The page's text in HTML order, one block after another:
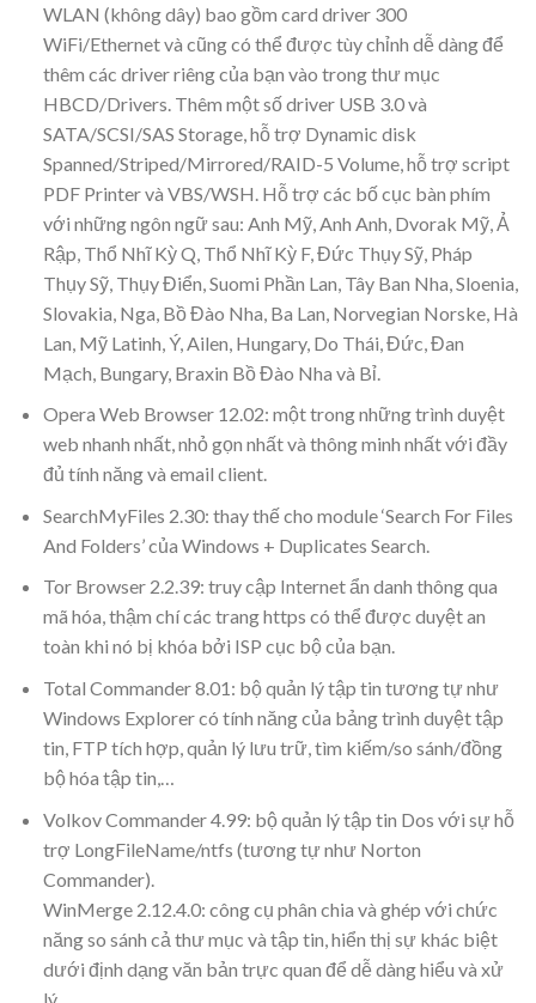
WLAN (không dây) bao gồm card driver 300
WiFi/Ethernet và cũng có thể được tùy chỉnh dễ dàng để
thêm các driver riêng của bạn vào trong thư mục
HBCD/Drivers. Thêm một số driver USB 3.0 và
SATA/SCSI/SAS Storage, hỗ trợ Dynamic disk
Spanned/Striped/Mirrored/RAID-5 Volume, hỗ trợ script
PDF Printer và VBS/WSH. Hỗ trợ các bố cục bàn phím
với những ngôn ngữ sau: Anh Mỹ, Anh Anh, Dvorak Mỹ, Ả
Rập, Thổ Nhĩ Kỳ Q, Thổ Nhĩ Kỳ F, Đức Thụy Sỹ, Pháp
Thụy Sỹ, Thụy Điển, Suomi Phần Lan, Tây Ban Nha, Sloenia,
Slovakia, Nga, Bồ Đào Nha, Ba Lan, Norvegian Norske, Hà
Lan, Mỹ Latinh, Ý, Ailen, Hungary, Do Thái, Đức, Đan
Mạch, Bungary, Braxin Bồ Đào Nha và Bỉ.
Opera Web Browser 12.02: một trong những trình duyệt
web nhanh nhất, nhỏ gọn nhất và thông minh nhất với đầy
đủ tính năng và email client.
SearchMyFiles 2.30: thay thế cho module ‘Search For Files
And Folders’ của Windows + Duplicates Search.
Tor Browser 2.2.39: truy cập Internet ẩn danh thông qua
mã hóa, thậm chí các trang https có thể được duyệt an
toàn khi nó bị khóa bởi ISP cục bộ của bạn.
Total Commander 8.01: bộ quản lý tập tin tương tự như
Windows Explorer có tính năng của bảng trình duyệt tập
tin, FTP tích hợp, quản lý lưu trữ, tìm kiếm/so sánh/đồng
bộ hóa tập tin,…
Volkov Commander 4.99: bộ quản lý tập tin Dos với sự hỗ
trợ LongFileName/ntfs (tương tự như Norton
Commander).
WinMerge 2.12.4.0: công cụ phân chia và ghép với chức
năng so sánh cả thư mục và tập tin, hiển thị sự khác biệt
dưới định dạng văn bản trực quan để dễ dàng hiểu và xử
lý.